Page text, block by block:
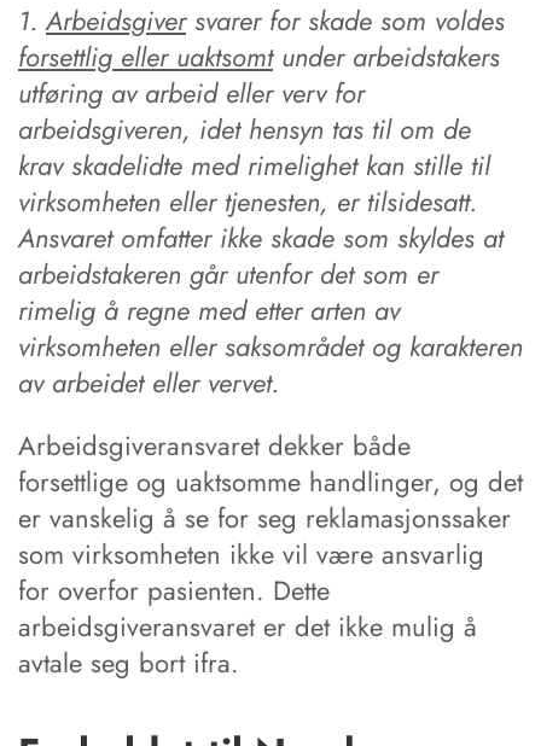
1.Arbeidsgiver svarer for skade som voldes
forsettlig eller uaktsomt under arbeidstakers
utføring av arbeid eller verv for
arbeidsgiveren, idet hensyn tas til om de
krav skadelidte med rimelighet kan stille til
virksomheten eller tjenesten, er tilsidesatt.
Ansvaret omfatter ikke skade som skyldes at
arbeidstakeren går utenfor det som er
rimelig å regne med etter arten av
virksomheten eller saksområdet og karakteren
av arbeidet eller vervet.
Arbeidsgiveransvaret dekker både
forsettlige og uaktsomme handlinger, og det
er vanskelig å se for seg reklamasjonssaker
som virksomheten ikke vil være ansvarlig
for overfor pasienten. Dette
arbeidsgiveransvaret er det ikke mulig å
avtale seg bort ifra.